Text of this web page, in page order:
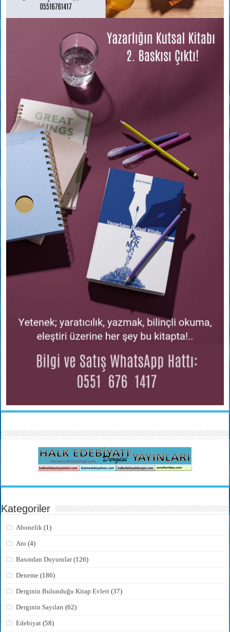
Kategoriler
Abonelik (1)
Anı (4)
Basından Duyurular(126)
Deneme (186)
Derginin Bulunduğu Kitap Evleri (37)
Derginin Sayıları (62)
Edebiyat (58)